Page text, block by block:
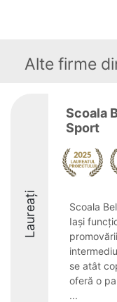
Alte firme
Laureați
Scoala
Sport
Scoala
Iași
se atât
oferă o
...